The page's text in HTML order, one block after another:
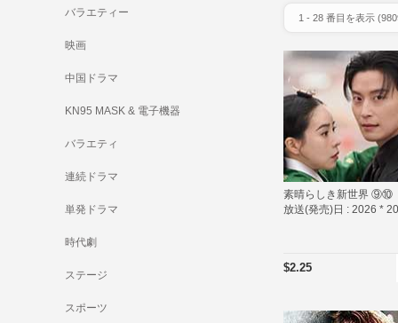
1 - 28 番目を表示 (
素晴らしき新世界 ⑨⑩
放送(発売)日 : 2026 *
$2.25
バラエティー
映画
中国ドラマ
KN95 MASK & 電子機器
バラエティ
連続ドラマ
単発ドラマ
時代劇
ステージ
スポーツ